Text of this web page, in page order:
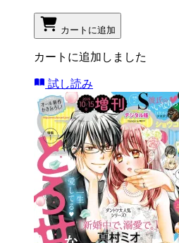
カートに追加
カートに追加しました
試し読み